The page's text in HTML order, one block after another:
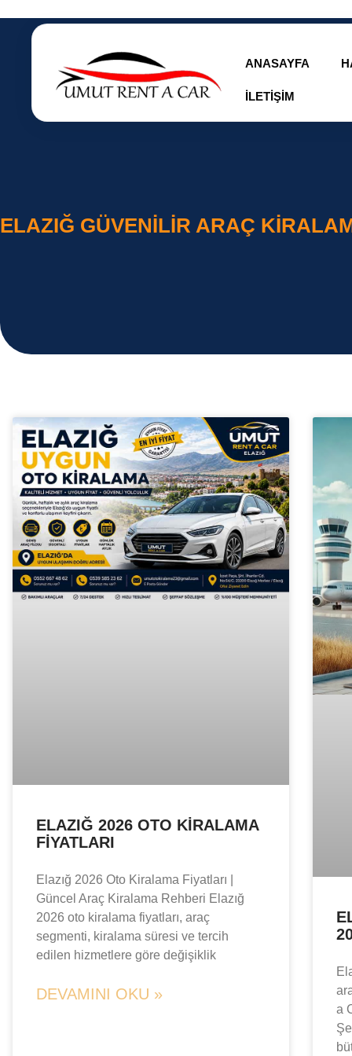
ANASAYFA
İLETIŞIM
ELAZIĞ GÜVENILIR ARAÇ
ELAZIĞ 2026 OTO KIRALAMA
FIYATLARI
Elazığ 2026 Oto Kiralama Fiyatları |
Güncel Araç Kiralama Rehberi Elazığ
2026 oto kiralama fiyatları, araç
segmenti, kiralama süresi ve tercih
edilen hizmetlere göre değişiklik
DEVAMINI OKU »
a